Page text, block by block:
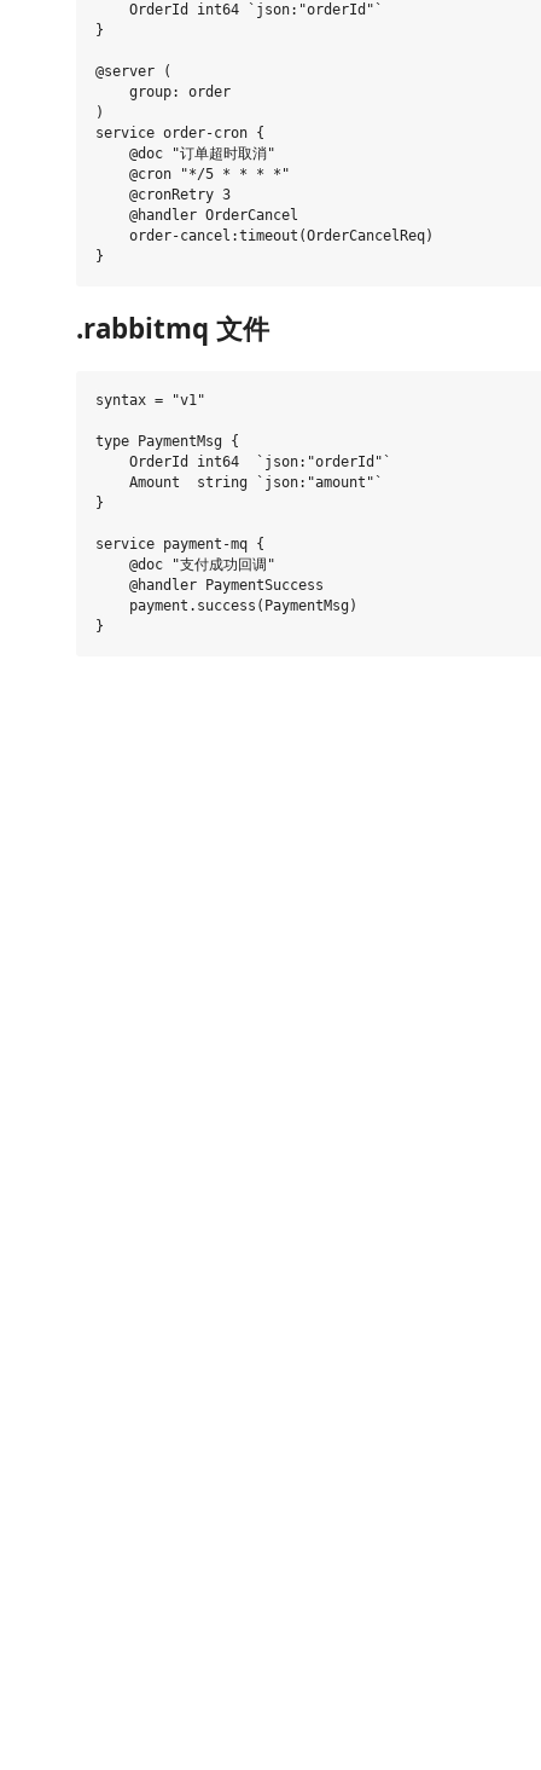
    OrderId int64 `json:"orderId"`
}
@server (
    group: order
)
service order-cron {
    @doc "订单超时取消"
    @cron "*/5 * * * *"
    @cronRetry 3
    @handler OrderCancel
    order-cancel:timeout(OrderCancelReq)
.rabbitmq 文件
syntax = "v1"
type PaymentMsg {
    OrderId int64  `json:"orderId"`
    Amount  string `json:"amount"`
}
service payment-mq {
    @doc "支付成功回调"
    @handler PaymentSuccess
    payment.success(PaymentMsg)